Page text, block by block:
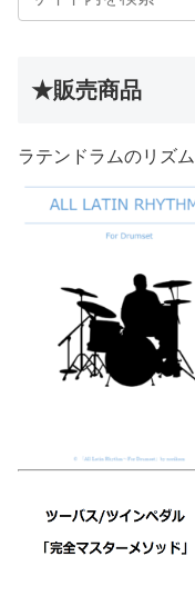
★販売商品
ラテンドラムのリズ